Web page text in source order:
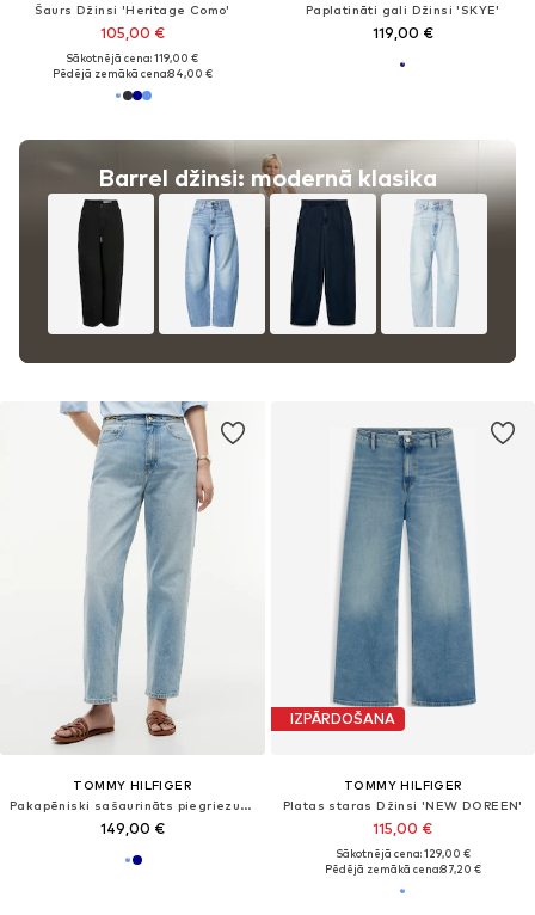
Šaurs Džinsi 'Heritage Como'
105,00 €
Sākotnējā cena: 119,00 €
Pēdējā zemākā cena:84,00 €
Barrel džinsi: modernā klasika
Paplatināti gali Džinsi 'SKYE'
119,00 €
TOMMY HILFIGER
Pakapēniski sašaurināts piegriezums Džinsi
149,00 €
IZPĀRDOŠANA
TOMMY HILFIGER
Platas staras Džinsi 'NEW DOREEN'
115,00 €
Sākotnējā cena: 129,00 €
Pēdējā zemākā cena:87,20 €